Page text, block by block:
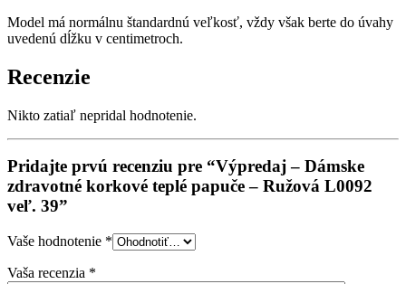
Model má normálnu štandardnú veľkosť, vždy však berte do úvahy
uvedenú dĺžku v centimetroch.
Recenzie
Nikto zatiaľ nepridal hodnotenie.
Pridajte prvú recenziu pre “Výpredaj – Dámske
zdravotné korkové teplé papuče – Ružová L0092
veľ. 39”
Vaše hodnotenie *
Vaša recenzia *